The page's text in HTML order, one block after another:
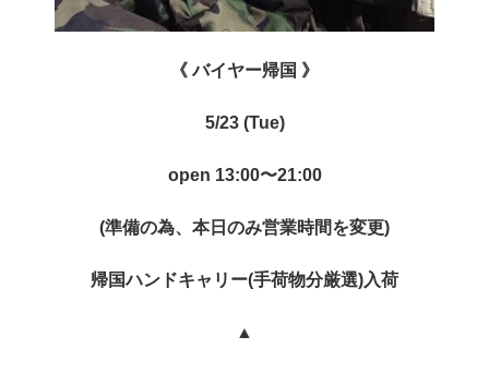
《 バイヤー帰国 》
5/23 (Tue)
open 13:00〜21:00
(準備の為、本日のみ営業時間を変更)
帰国ハンドキャリー(手荷物分厳選)入荷
▲